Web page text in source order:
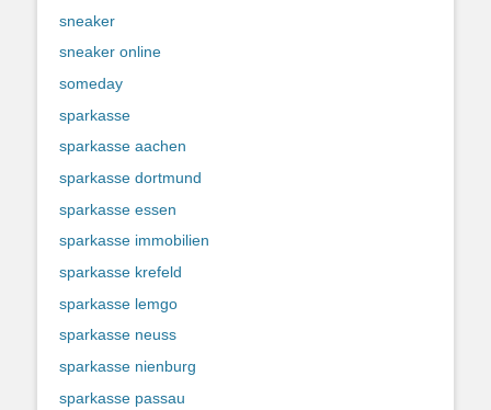
sneaker
sneaker online
someday
sparkasse
sparkasse aachen
sparkasse dortmund
sparkasse essen
sparkasse immobilien
sparkasse krefeld
sparkasse lemgo
sparkasse neuss
sparkasse nienburg
sparkasse passau